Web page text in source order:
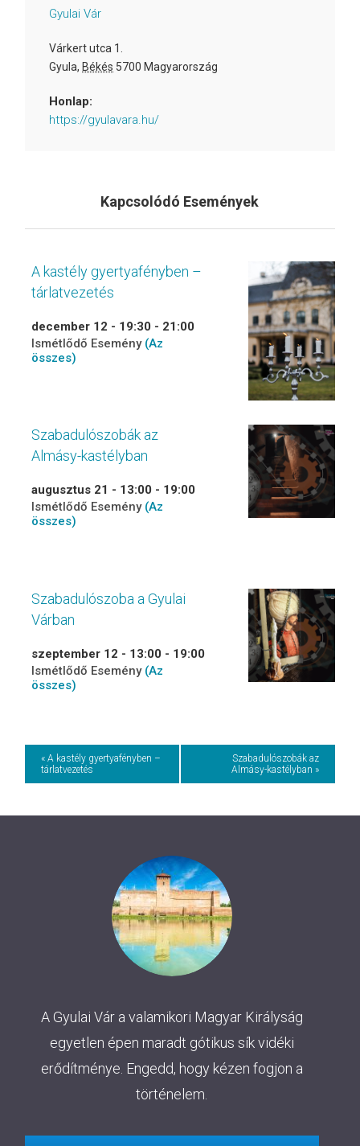
Gyulai Vár
Várkert utca 1.
Gyula, Békés 5700 Magyarország
Honlap:
https://gyulavara.hu/
Kapcsolódó Események
A kastély gyertyafényben –
tárlatvezetés
december 12 - 19:30 - 21:00
Ismétlődő Esemény (Az
összes)
Szabadulószobák az
Almásy-kastélyban
augusztus 21 - 13:00 - 19:00
Ismétlődő Esemény (Az
összes)
Szabadulószoba a Gyulai
Várban
szeptember 12 - 13:00 - 19:00
Ismétlődő Esemény (Az
összes)
Event
Navigation
« A kastély gyertyafényben –
tárlatvezetés
Szabadulószobák az
Almásy-kastélyban »
A Gyulai Vár a valamikori Magyar Királyság
egyetlen épen maradt gótikus sík vidéki
erődítménye. Engedd, hogy kézen fogjon a
történelem.